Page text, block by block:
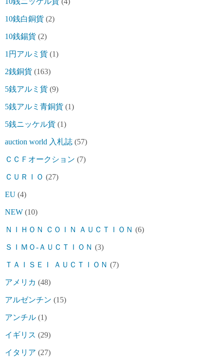
10銭白銅貨 (2)
10銭錫貨 (2)
1円アルミ貨 (1)
2銭銅貨 (163)
5銭アルミ貨 (9)
5銭アルミ青銅貨 (1)
5銭ニッケル貨 (1)
auction world 入札誌 (57)
ＣＣＦオークション (7)
ＣＵＲＩＯ (27)
EU (4)
NEW (10)
ＮＩＨＯＮ ＣＯＩＮ ＡＵＣＴＩＯＮ (6)
ＳＩＭＯ-ＡＵＣＴＩＯＮ (3)
ＴＡＩＳＥＩ ＡＵＣＴＩＯＮ (7)
アメリカ (48)
アルゼンチン (15)
アンチル (1)
イギリス (29)
イタリア (27)